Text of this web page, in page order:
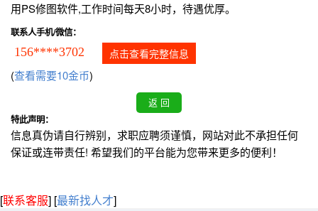
用PS修图软件,工作时间每天8小时，待遇优厚。
联系人手机/微信：
156****3702 点击查看完整信息
(查看需要10金币)
特此声明：
信息真伪请自行辨别，求职应聘须谨慎，网站对此不承担任何
保证或连带责任! 希望我们的平台能为您带来更多的便利！
[联系客服] [最新找人才]